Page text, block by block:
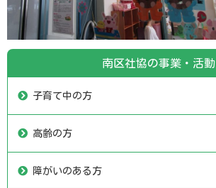
南区社協の事業・活動
子育て中の方
高齢の方
障がいのある方